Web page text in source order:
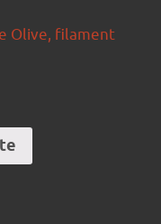
Olive, filament